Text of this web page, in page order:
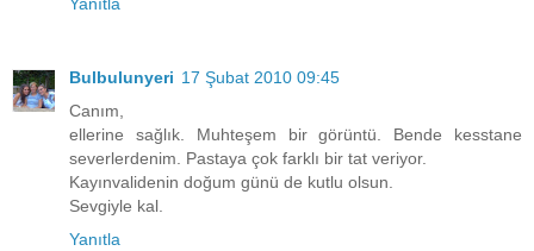
Bulbulunyeri 17 Şubat 2010 09:45
Canım,
ellerine sağlık. Muhteşem bir görüntü. Bende kesstane
severlerdenim. Pastaya çok farklı bir tat veriyor.
Kayınvalidenin doğum günü de kutlu olsun.
Sevgiyle kal.
Yanıtla